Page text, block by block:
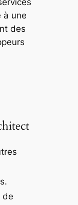
à une
des
de